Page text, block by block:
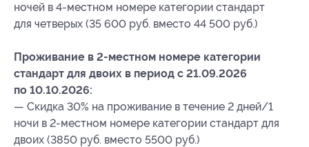
ночей в 4-местном номере категории стандарт
для четверых (35 600 руб. вместо 44 500 руб.)
Проживание в 2-местном номере категории
стандарт для двоих в период с 21.09.2026
по 10.10.2026:
— Скидка 30% на проживание в течение 2 дней/1
ночи в 2-местном номере категории стандарт для
двоих (3850 руб. вместо 5500 руб.)